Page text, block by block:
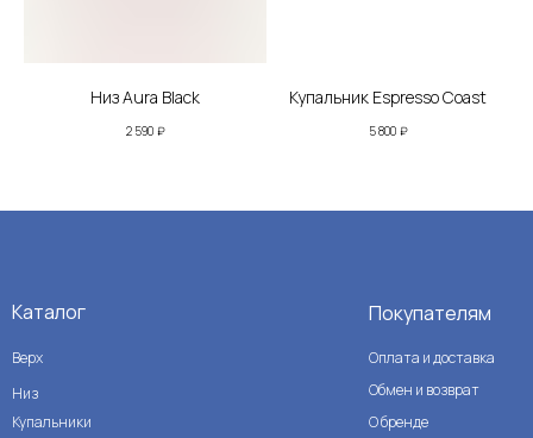
Низ Aura Black
2 590 ₽
Купальник Espresso Coast
5 800 ₽
Покупателям
Оплата и доставка
О бренде
Обмен и возврат
Купальники
Верх
Каталог
Низ